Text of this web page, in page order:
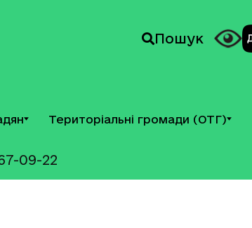
Пошук
Територіальні громади (ОТГ)
09-22